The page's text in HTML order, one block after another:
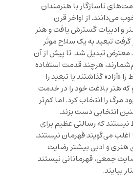
ناسازگار با هنرمندان
می‌دانند. از اواخر قرن
و ادبیات گسترش یافت و هنر
تبعید به یک سلاح موثر
معترض تبدیل شد. تا پیش از آن
هرچند قدمت استفاده
«آزاد» گذاشتند یا تبعید را
که هنر بلاغت خود را در خدمت
مرگ را انتخاب کرد. اما کم‌تر
انتخابی دست بزند.
که رسالتی عظیم برای
می‌گویند قهرمان نیستند.
هنری و ادبی بیشتر رضایت
جمعی، قهرمانانی نیستند
بیایند.